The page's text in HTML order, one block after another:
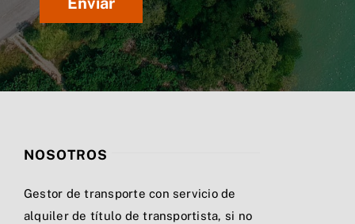
NOSOTROS
Gestor de transporte con servicio de
alquiler de título de transportista, si no